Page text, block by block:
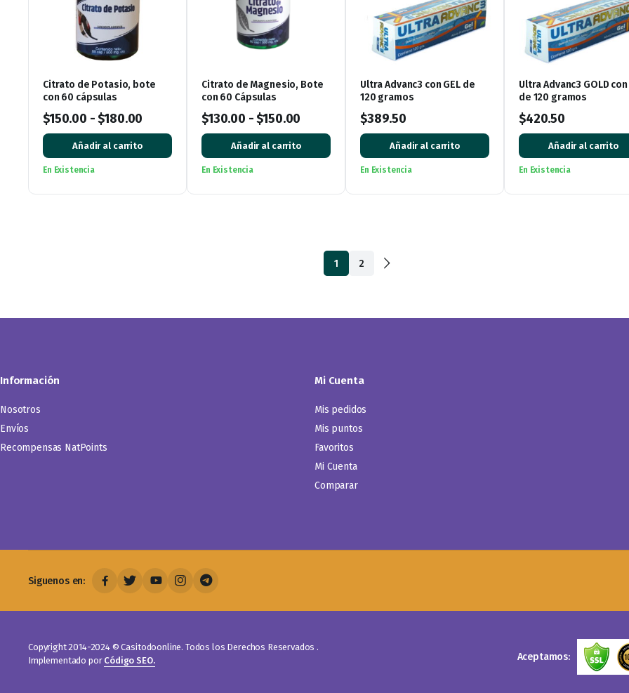
Citrato de Potasio, bote
con 60 cápsulas
$150.00 -$180.00
Añadir al carrito
En Existencia
Citrato de Magnesio, Bote
con 60 Cápsulas
$130.00 -$150.00
Añadir al carrito
En Existencia
Ultra Advanc3 con GEL de
120 gramos
$389.50
Añadir al carrito
En Existencia
Ultra Advanc3 GOLD
de 120 gramos
$420.50
Añadir al carrito
En Existencia
1 2
Información
Nosotros
Envíos
Recompensas NatPoints
Mi Cuenta
Mis pedidos
Mis puntos
Favoritos
Mi Cuenta
Comparar
Siguenos en:
Copyright 2014-2024 © Casitodoonline. Todos los Derechos Reservados .
Implementado por Código SEO. Aceptamos: